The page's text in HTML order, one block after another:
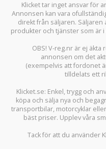
Klicket tar inget ansvar för
Annonsen kan vara
direkt från säljaren.
produkter och tjänster som är
OBS! V-reg.nr är ej äkta
annonsen om det
(exempelvis att fordonet
tilldelats ett
Klicket.se: Enkel, trygg och
köpa och sälja nya och
transportbilar, motorcyklar
bäst priser. Upplev våra
Tack för att du använder